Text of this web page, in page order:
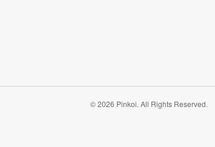
© 2026 Pinkoi. All Rights Reserved.